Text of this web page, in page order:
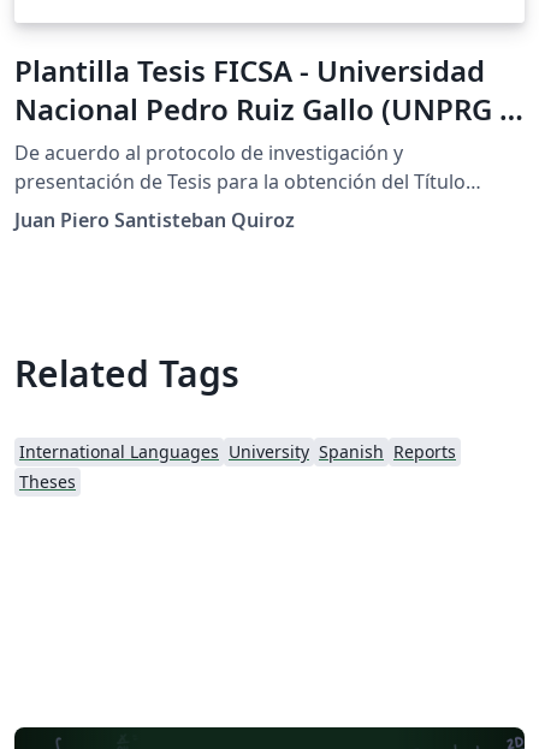
Plantilla Tesis FICSA - Universidad
Nacional Pedro Ruiz Gallo (UNPRG -
PERÚ)
De acuerdo al protocolo de investigación y
presentación de Tesis para la obtención del Título
Profesional, aplicado para la Facultad de Ingeniería
Civil, Sistemas y Arquitectura (FICSA) - UNPRG -
Juan Piero Santisteban Quiroz
Related Tags
International Languages University Spanish Reports
Theses